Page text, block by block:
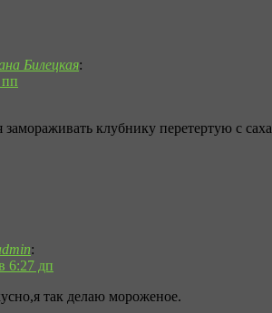
Билецкая:
клубнику перетертую с
:
6:27 дп
так делаю мороженое.